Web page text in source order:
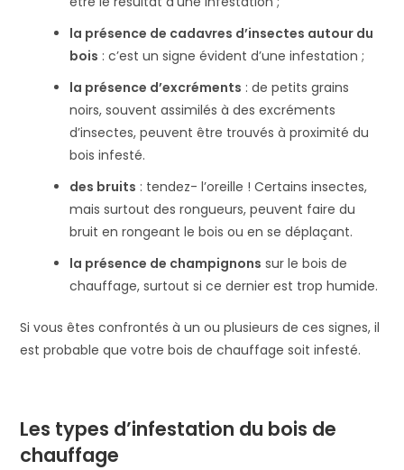
la présence de cadavres d’insectes autour du
bois : c’est un signe évident d’une infestation ;
la présence d’excréments : de petits grains
noirs, souvent assimilés à des excréments
d’insectes, peuvent être trouvés à proximité du
bois infesté.
des bruits : tendez- l’oreille ! Certains insectes,
mais surtout des rongueurs, peuvent faire du
bruit en rongeant le bois ou en se déplaçant.
la présence de champignons sur le bois de
chauffage, surtout si ce dernier est trop humide.
Si vous êtes confrontés à un ou plusieurs de ces signes, il
est probable que votre bois de chauffage soit infesté.
Les types d’infestation du bois de
chauffage